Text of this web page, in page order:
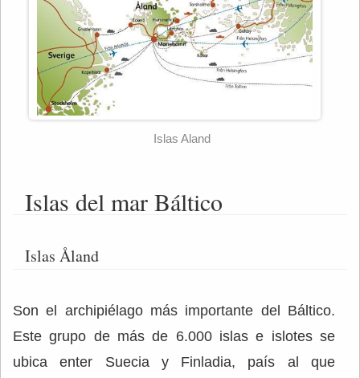
Islas Aland
Islas del mar Báltico
Islas Åland
Son el archipiélago más importante del Báltico.
Este grupo de más de 6.000 islas e islotes se
ubica enter Suecia y Finladia, país al que